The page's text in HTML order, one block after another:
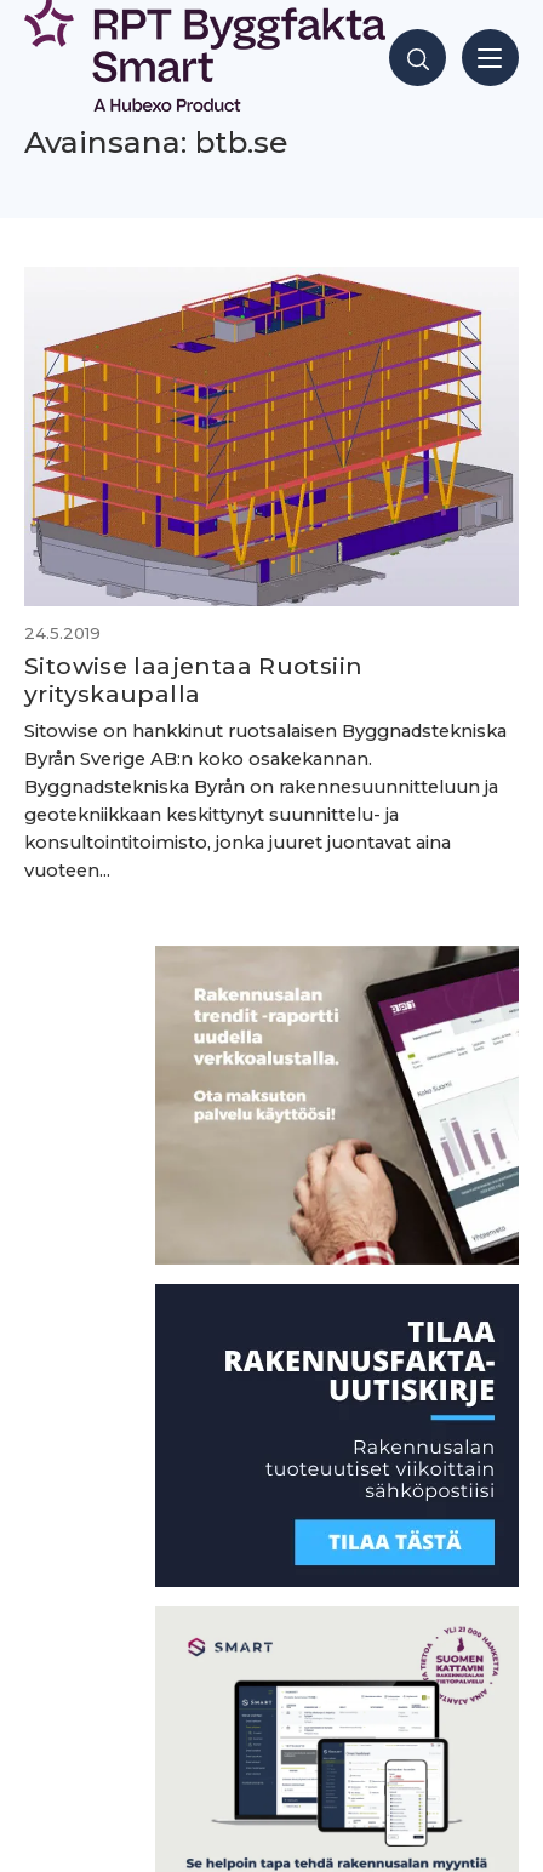
Siirry
sisältöön
Hae sisältöjä
Avainsana: btb.se
24.5.2019
Sitowise laajentaa Ruotsiin
yrityskaupalla
Sitowise on hankkinut ruotsalaisen Byggnadstekniska
Byrån Sverige AB:n koko osakekannan.
Byggnadstekniska Byrån on rakennesuunnitteluun ja
geotekniikkaan keskittynyt suunnittelu- ja
konsultointitoimisto, jonka juuret juontavat aina
vuoteen...